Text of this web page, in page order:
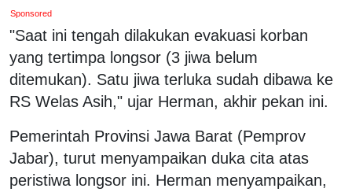
Sponsored
"Saat ini tengah dilakukan evakuasi korban
yang tertimpa longsor (3 jiwa belum
ditemukan). Satu jiwa terluka sudah dibawa ke
RS Welas Asih," ujar Herman, akhir pekan ini.
Pemerintah Provinsi Jawa Barat (Pemprov
Jabar), turut menyampaikan duka cita atas
peristiwa longsor ini. Herman menyampaikan,